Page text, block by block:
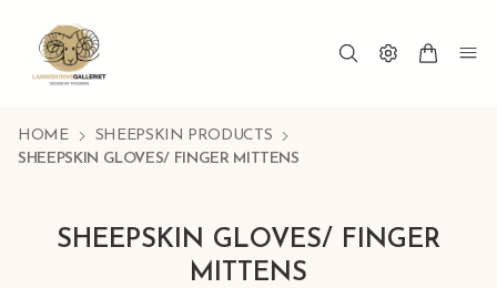
HOME
SHEEPSKIN PRODUCTS
SHEEPSKIN GLOVES/ FINGER MITTENS
SHEEPSKIN GLOVES/ FINGER
MITTENS